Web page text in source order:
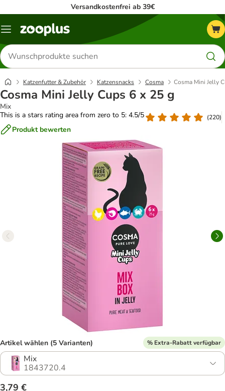
Versandkostenfrei ab 39€
Menü
Produkte
suchen
Katzenfutter & Zubehör Katzensnacks Cosma Cosma Mini Jelly
Cosma Mini Jelly Cups 6 x 25 g
Mix
This is a stars rating area from zero to 5: 4.5/5
(220)
Produkt bewerten
Artikel wählen (5 Varianten) % Extra-Rabatt verfügbar
Mix
1843720.4
3,79 €